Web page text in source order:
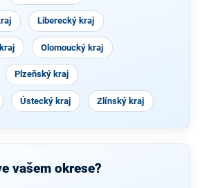
Liberecký kraj
Olomoucký kraj
Plzeňský kraj
Ústecký kraj Zlínský kraj
vašem okrese?